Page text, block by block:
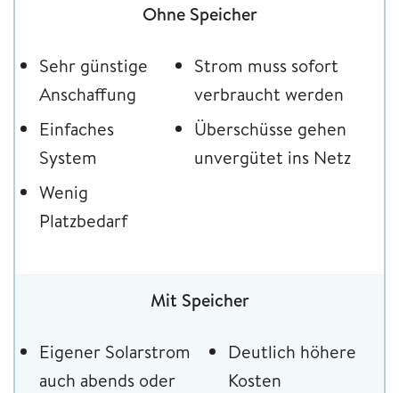
Ohne Speicher
Sehr günstige
Anschaffung
Einfaches
System
Wenig
Platzbedarf
Strom muss sofort
verbraucht werden
Überschüsse gehen
unvergütet ins Netz
Mit Speicher
Eigener Solarstrom
auch abends oder
Deutlich höhere
Kosten